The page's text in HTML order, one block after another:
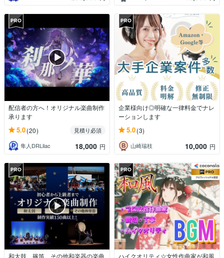
配信者の方へ！オリジナル楽曲制作
承ります
5.0(20)
見積り必須
隼人DRLilac
18,000 円
企業様向け◎明確な一律料金でナレ
ーションします
5.0(3)
山崎瑞枝 10,000 円
和太鼓、篠笛、その他和楽器の楽曲
ハイクオリティ☆女性作曲家が和風